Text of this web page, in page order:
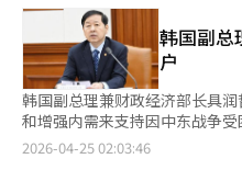
心商圈的首家旗舰店，占地约
时间为上午11点至晚上10点。
为策略，店内设有肉房和专业切
重量。李钟弼，现代绿食餐饮
牛排首尔旗舰店是我们在首尔
步提升品牌知名度和现代绿食
智能（AI）系统翻译与编辑。
韩国副总
户
韩国副总理兼财政经济部长具
和增强内需来支持因中东战争
小企业部次官李炳权一同访问了
2026-04-25 02:03:46